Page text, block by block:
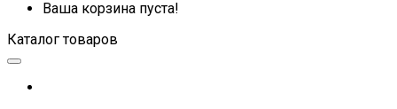
Ваша корзина пуста!
Каталог товаров